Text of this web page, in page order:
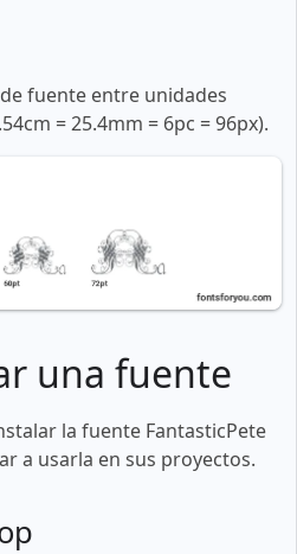
fuente entre unidades
= 25.4mm = 6pc = 96px).
una fuente
la fuente FantasticPete
a usarla en sus proyectos.